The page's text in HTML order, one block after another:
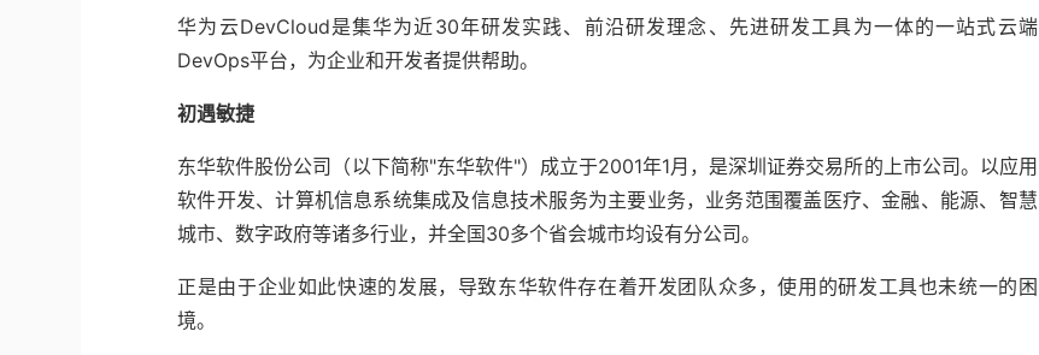
华为云DevCloud是集华为近30年研发实践、前沿研发理念、先进研发工具为一体的一站式云端
DevOps平台，为企业和开发者提供帮助。
初遇敏捷
东华软件股份公司（以下简称"东华软件"）成立于2001年1月，是深圳证券交易所的上市公司。以应用
软件开发、计算机信息系统集成及信息技术服务为主要业务，业务范围覆盖医疗、金融、能源、智慧
城市、数字政府等诸多行业，并全国30多个省会城市均设有分公司。
正是由于企业如此快速的发展，导致东华软件存在着开发团队众多，使用的研发工具也未统一的困
境。